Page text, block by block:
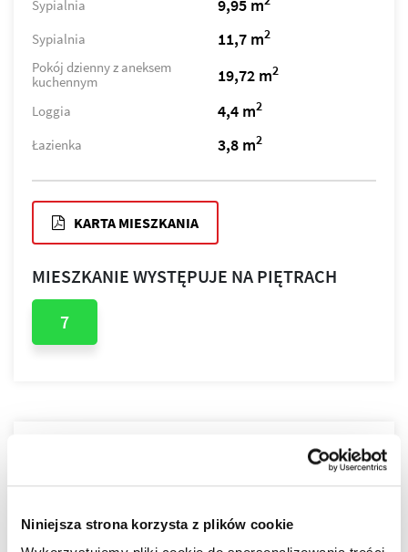
Niniejsza strona korzysta z plików cookie
Sypialnia 9,95 m
Sypialnia 11,7 m2
Pokój dzienny z aneksem
kuchennym
19,72 m2
Loggia 4,4 m2
Łazienka 3,8 m2
KARTA MIESZKANIA
MIESZKANIE WYSTĘPUJE NA PIĘTRACH
7
PLAN MIESZKANIA